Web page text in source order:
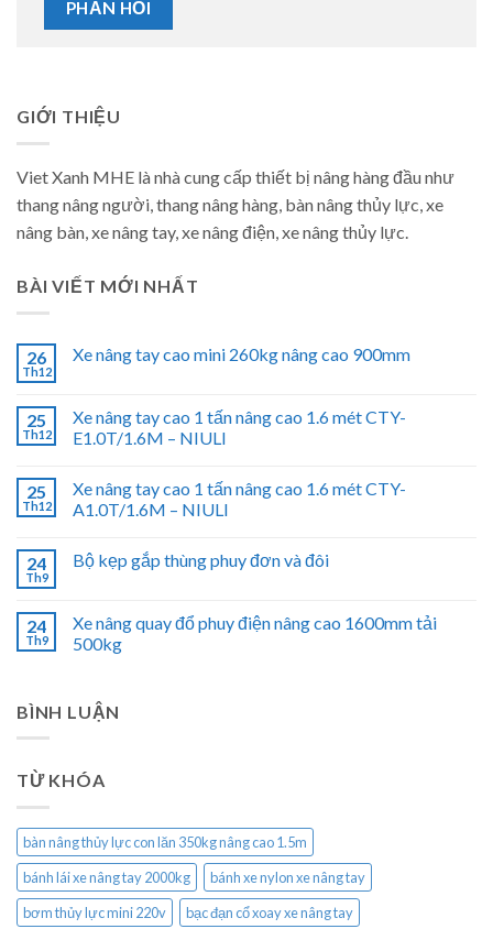
GIỚI THIỆU
Viet Xanh MHE là nhà cung cấp thiết bị nâng hàng đầu như
thang nâng người, thang nâng hàng, bàn nâng thủy lực, xe
nâng bàn, xe nâng tay, xe nâng điện, xe nâng thủy lực.
BÀI VIẾT MỚI NHẤT
26
Th12
Xe nâng tay cao mini 260kg nâng cao 900mm
25
Th12
Xe nâng tay cao 1 tấn nâng cao 1.6 mét CTY-
E1.0T/1.6M – NIULI
25
Th12
Xe nâng tay cao 1 tấn nâng cao 1.6 mét CTY-
A1.0T/1.6M – NIULI
24
Th9
Bộ kẹp gắp thùng phuy đơn và đôi
24
Th9
Xe nâng quay đổ phuy điện nâng cao 1600mm tải
500kg
BÌNH LUẬN
TỪ KHÓA
bàn nâng thủy lực con lăn 350kg nâng cao 1.5m
bánh lái xe nâng tay 2000kg
bánh xe nylon xe nâng tay
bơm thủy lực mini 220v
bạc đạn cổ xoay xe nâng tay